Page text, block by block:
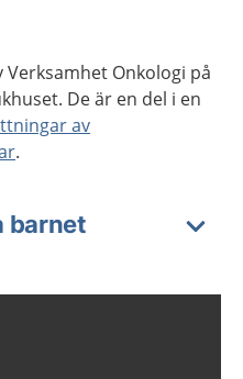
Onkologi på
De är en del i en
av
.
barnet